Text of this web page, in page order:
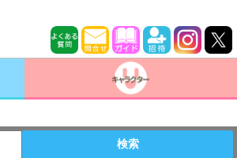
検索